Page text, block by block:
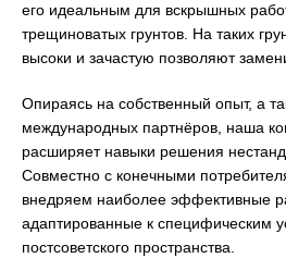
его идеальным для вскрышных
трещиноватых грунтов. На таких
высоки и зачастую позволяют
Опираясь на собственный опыт, а
международных партнёров, наша
расширяет навыки решения
Совместно с конечными
внедряем наиболее эффективные
адаптированные к специфическим
постсоветского пространства.